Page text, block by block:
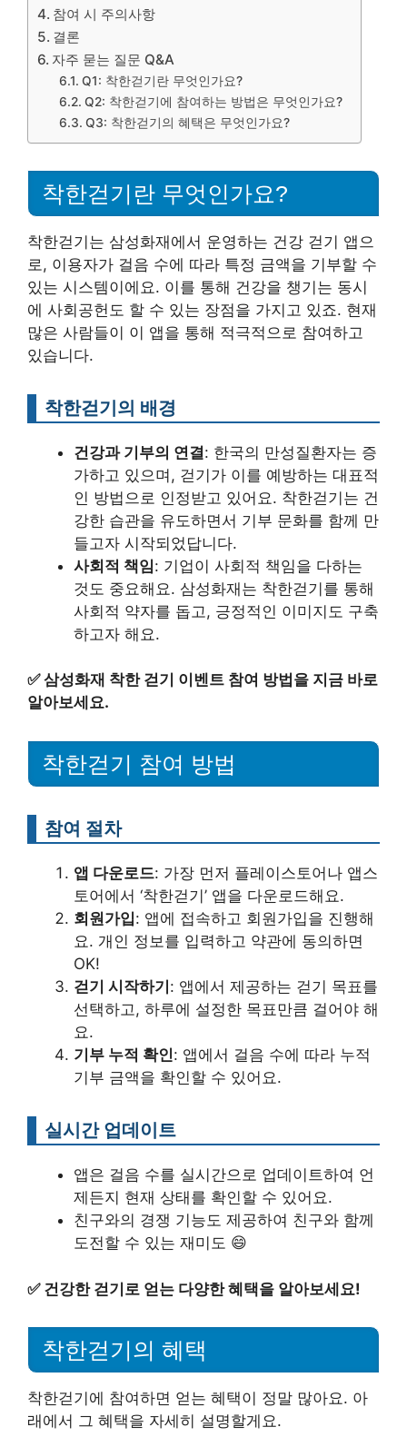
참여 시 주의사항
결론
자주 묻는 질문 Q&A
Q1: 착한걷기란 무엇인가요?
Q2: 착한걷기에 참여하는 방법은 무엇인가요?
Q3: 착한걷기의 혜택은 무엇인가요?
착한걷기란 무엇인가요?
착한걷기는 삼성화재에서 운영하는 건강 걷기 앱으
로, 이용자가 걸음 수에 따라 특정 금액을 기부할 수
있는 시스템이에요. 이를 통해 건강을 챙기는 동시
에 사회공헌도 할 수 있는 장점을 가지고 있죠. 현재
많은 사람들이 이 앱을 통해 적극적으로 참여하고
있습니다.
착한걷기의 배경
건강과 기부의 연결: 한국의 만성질환자는 증
가하고 있으며, 걷기가 이를 예방하는 대표적
인 방법으로 인정받고 있어요. 착한걷기는 건
강한 습관을 유도하면서 기부 문화를 함께 만
들고자 시작되었답니다.
사회적 책임: 기업이 사회적 책임을 다하는
것도 중요해요. 삼성화재는 착한걷기를 통해
사회적 약자를 돕고, 긍정적인 이미지도 구축
하고자 해요.
✅삼성화재 착한 걷기 이벤트 참여 방법을 지금 바로
알아보세요.
착한걷기 참여 방법
참여 절차
앱 다운로드: 가장 먼저 플레이스토어나 앱스
토어에서 ‘착한걷기’ 앱을 다운로드해요.
회원가입: 앱에 접속하고 회원가입을 진행해
요. 개인 정보를 입력하고 약관에 동의하면
OK!
걷기 시작하기 : 앱에서 제공하는 걷기 목표를
선택하고, 하루에 설정한 목표만큼 걸어야 해
요.
기부 누적 확인: 앱에서 걸음 수에 따라 누적
기부 금액을 확인할 수 있어요.
실시간 업데이트
앱은 걸음 수를 실시간으로 업데이트하여 언
제든지 현재 상태를 확인할 수 있어요.
친구와의 경쟁 기능도 제공하여 친구와 함께
도전할 수 있는 재미도 😄
✅ 건강한 걷기로 얻는 다양한 혜택을 알아보세요!
착한걷기의 혜택
착한걷기에 참여하면 얻는 혜택이 정말 많아요. 아
래에서 그 혜택을 자세히 설명할게요.